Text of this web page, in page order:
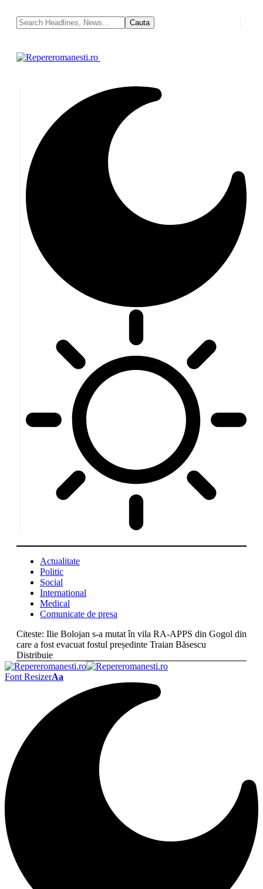
Actualitate
Politic
Social
International
Medical
Comunicate de presa
Citeste: Ilie Bolojan s-a mutat în vila RA-APPS din Gogol din
care a fost evacuat fostul președinte Traian Băsescu
Distribuie
Font ResizerAa